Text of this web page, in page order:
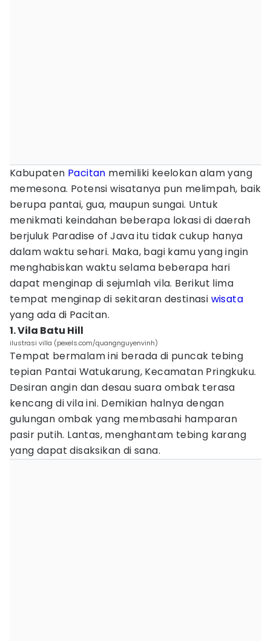
Kabupaten Pacitan memiliki keelokan alam yang
memesona. Potensi wisatanya pun melimpah, baik
berupa pantai, gua, maupun sungai. Untuk
menikmati keindahan beberapa lokasi di daerah
berjuluk Paradise of Java itu tidak cukup hanya
dalam waktu sehari. Maka, bagi kamu yang ingin
menghabiskan waktu selama beberapa hari
dapat menginap di sejumlah vila. Berikut lima
tempat menginap di sekitaran destinasi wisata
yang ada di Pacitan.
1. Vila Batu Hill
ilustrasi villa (pexels.com/quangnguyenvinh)
Tempat bermalam ini berada di puncak tebing
tepian Pantai Watukarung, Kecamatan Pringkuku.
Desiran angin dan desau suara ombak terasa
kencang di vila ini. Demikian halnya dengan
gulungan ombak yang membasahi hamparan
pasir putih. Lantas, menghantam tebing karang
yang dapat disaksikan di sana.